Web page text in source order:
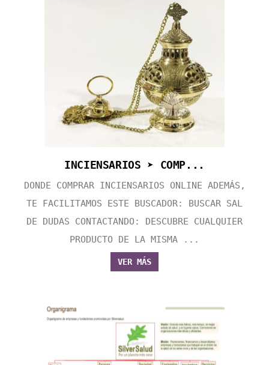
INCIENSARIOS ➤ COMP...
DONDE COMPRAR INCIENSARIOS ONLINE ADEMÁS,
TE FACILITAMOS ESTE BUSCADOR: BUSCAR SAL
DE DUDAS CONTACTANDO: DESCUBRE CUALQUIER
PRODUCTO DE LA MISMA ...
VER MÁS